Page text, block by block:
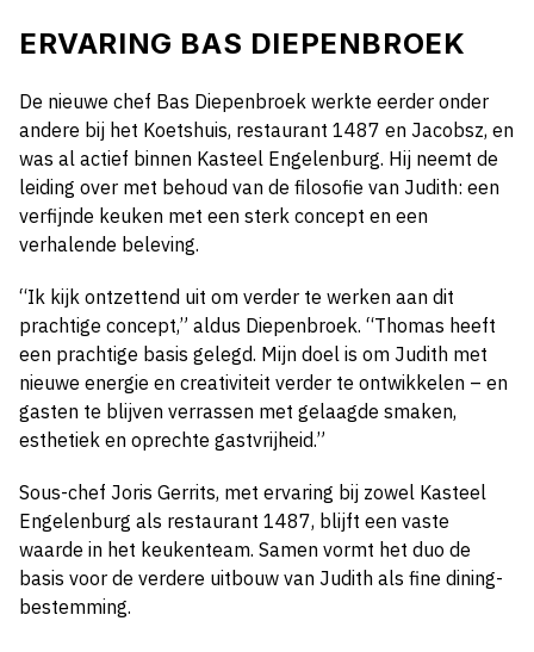
ERVARING BAS DIEPENBROEK
De nieuwe chef Bas Diepenbroek werkte eerder onder
andere bij het Koetshuis, restaurant 1487 en Jacobsz, en
was al actief binnen Kasteel Engelenburg. Hij neemt de
leiding over met behoud van de filosofie van Judith: een
verfijnde keuken met een sterk concept en een
verhalende beleving.
“Ik kijk ontzettend uit om verder te werken aan dit
prachtige concept,” aldus Diepenbroek. “Thomas heeft
een prachtige basis gelegd. Mijn doel is om Judith met
nieuwe energie en creativiteit verder te ontwikkelen – en
gasten te blijven verrassen met gelaagde smaken,
esthetiek en oprechte gastvrijheid.”
Sous-chef Joris Gerrits, met ervaring bij zowel Kasteel
Engelenburg als restaurant 1487, blijft een vaste
waarde in het keukenteam. Samen vormt het duo de
basis voor de verdere uitbouw van Judith als fine dining-
bestemming.